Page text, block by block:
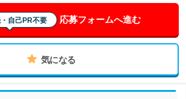
自己PR不要 応募フォームへ進む
気になる